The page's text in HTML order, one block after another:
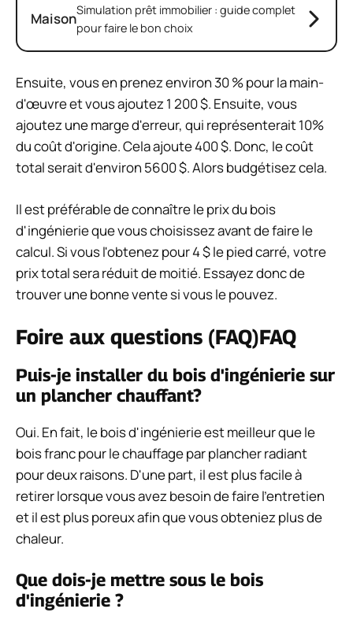
MaisonSimulation prêt immobilier : guide complet
pour faire le bon choix
Ensuite, vous en prenez environ 30 % pour la main-
d'œuvre et vous ajoutez 1 200 $. Ensuite, vous
ajoutez une marge d'erreur, qui représenterait 10%
du coût d'origine. Cela ajoute 400 $. Donc, le coût
total serait d'environ 5600 $. Alors budgétisez cela.
Il est préférable de connaître le prix du bois
d'ingénierie que vous choisissez avant de faire le
calcul. Si vous l'obtenez pour 4 $ le pied carré, votre
prix total sera réduit de moitié. Essayez donc de
trouver une bonne vente si vous le pouvez.
Foire aux questions (FAQ)FAQ
Puis-je installer du bois d'ingénierie sur
un plancher chauffant?
Oui. En fait, le bois d'ingénierie est meilleur que le
bois franc pour le chauffage par plancher radiant
pour deux raisons. D'une part, il est plus facile à
retirer lorsque vous avez besoin de faire l'entretien
et il est plus poreux afin que vous obteniez plus de
chaleur.
Que dois-je mettre sous le bois
d'ingénierie ?